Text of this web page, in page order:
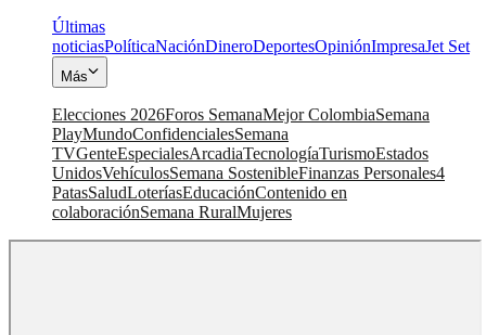
Últimas
noticiasPolíticaNaciónDineroDeportesOpiniónImpresaJet Set
Más
Elecciones 2026Foros SemanaMejor ColombiaSemana
PlayMundoConfidencialesSemana
TVGenteEspecialesArcadiaTecnologíaTurismoEstados
UnidosVehículosSemana SostenibleFinanzas Personales4
PatasSaludLoteríasEducaciónContenido en
colaboraciónSemana RuralMujeres